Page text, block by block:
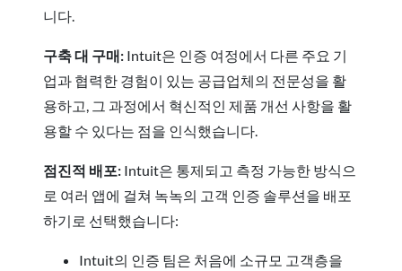
니다.
구축 대 구매: Intuit은 인증 여정에서 다른 주요 기
업과 협력한 경험이 있는 공급업체의 전문성을 활
용하고, 그 과정에서 혁신적인 제품 개선 사항을 활
용할 수 있다는 점을 인식했습니다.
점진적 배포: Intuit은 통제되고 측정 가능한 방식으
로 여러 앱에 걸쳐 녹녹의 고객 인증 솔루션을 배포
하기로 선택했습니다:
Intuit의 인증 팀은 처음에 소규모 고객층을